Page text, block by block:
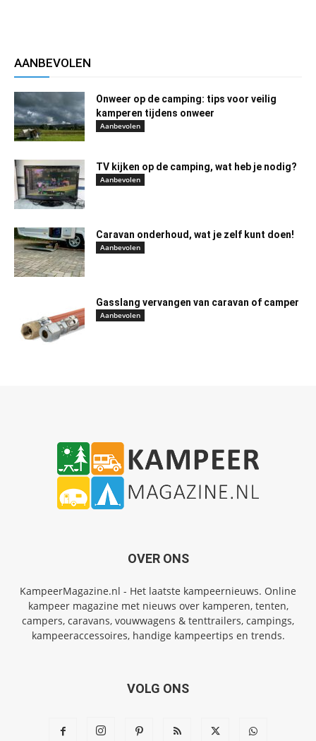
AANBEVOLEN
Onweer op de camping: tips voor veilig
kamperen tijdens onweer
Aanbevolen
TV kijken op de camping, wat heb je nodig?
Aanbevolen
Caravan onderhoud, wat je zelf kunt doen!
Aanbevolen
Gasslang vervangen van caravan of camper
Aanbevolen
OVER ONS
KampeerMagazine.nl - Het laatste kampeernieuws. Online
kampeer magazine met nieuws over kamperen, tenten,
campers, caravans, vouwwagens & tenttrailers, campings,
kampeeraccessoires, handige kampeertips en trends.
VOLG ONS